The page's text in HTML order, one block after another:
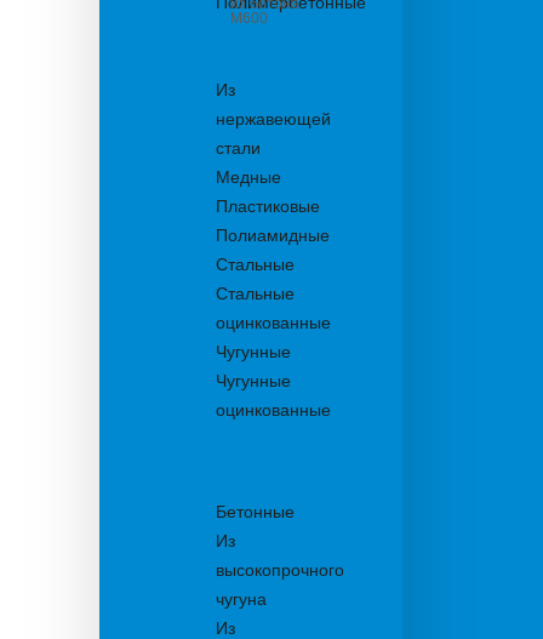
из бетона
М600
Из
нержавеющей
стали
Медные
Пластиковые
Полиамидные
Стальные
Стальные
оцинкованные
Чугунные
Чугунные
оцинкованные
Бетонные
Из
высокопрочного
чугуна
Из